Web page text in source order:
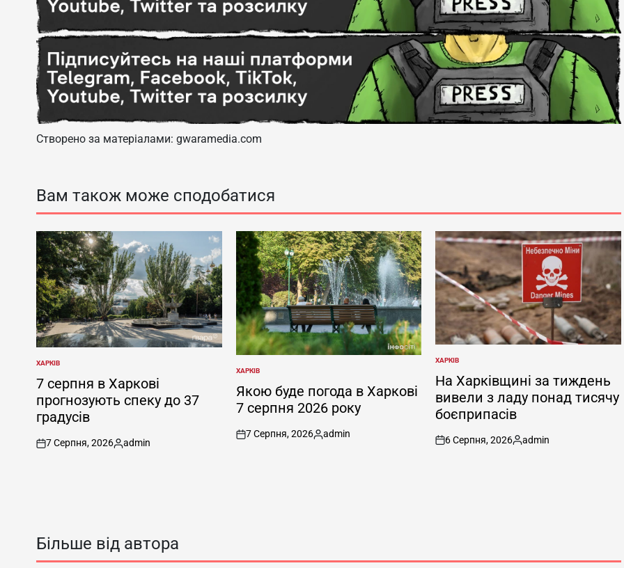
Створено за матеріалами: gwaramedia.com
Вам також може сподобатися
ОПУБЛІКУВАТИ
У
ХАРКІВ
7 серпня в Харкові
прогнозують спеку до 37
градусів
on
7 Серпня, 2026
Опубліковано
admin
ОПУБЛІКУВАТИ
У
ХАРКІВ
Якою буде погода в Харкові
7 серпня 2026 року
on
7 Серпня, 2026
Опубліковано
admin
ОПУБЛІКУВАТИ
У
ХАРКІВ
На Харківщині за тиждень
вивели з ладу понад тисячу
боєприпасів
on
6 Серпня, 2026
Опубліковано
admin
Більше від автора